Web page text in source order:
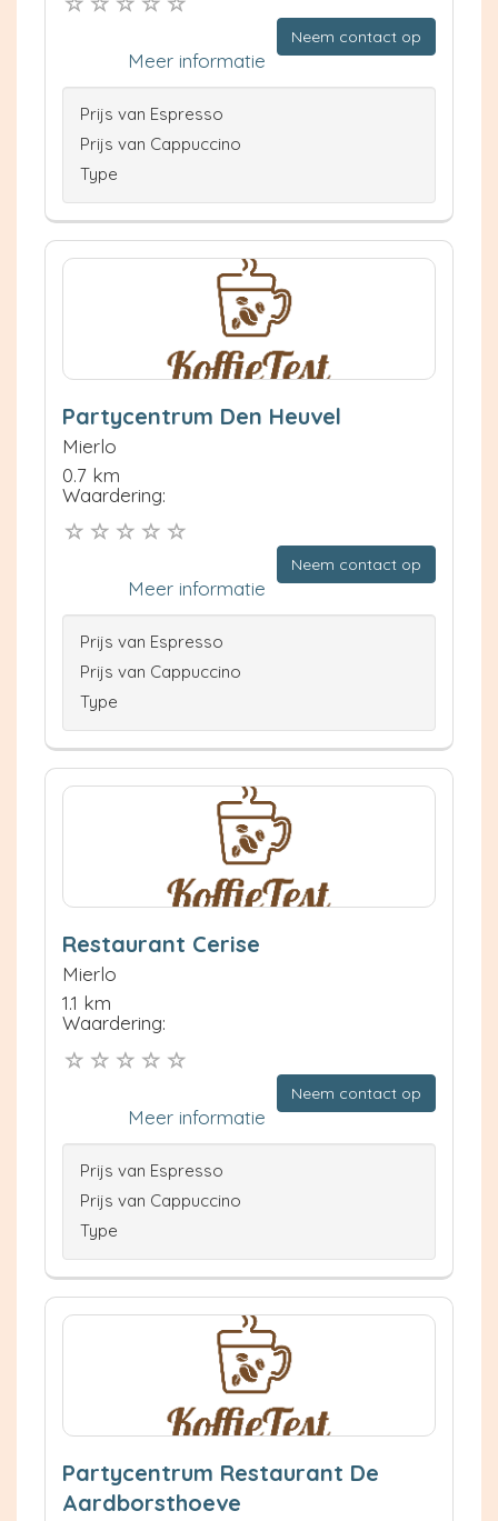
Neem contact op
Meer informatie
Prijs van Espresso
Prijs van Cappuccino
Type
Partycentrum Den Heuvel
Mierlo
0.7 km
Waardering:
Neem contact op
Meer informatie
Prijs van Espresso
Prijs van Cappuccino
Type
Restaurant Cerise
Mierlo
1.1 km
Waardering:
Neem contact op
Meer informatie
Prijs van Espresso
Prijs van Cappuccino
Type
Partycentrum Restaurant De
Aardborsthoeve